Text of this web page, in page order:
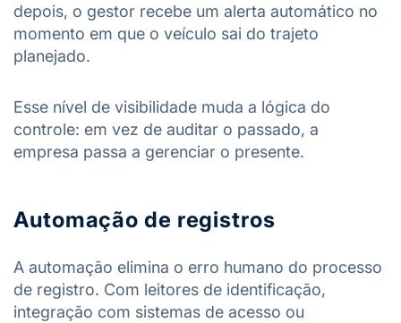
depois, o gestor recebe um alerta automático no
momento em que o veículo sai do trajeto
planejado.
Esse nível de visibilidade muda a lógica do
controle: em vez de auditar o passado, a
empresa passa a gerenciar o presente.
Automação de registros
A automação elimina o erro humano do processo
de registro. Com leitores de identificação,
integração com sistemas de acesso ou